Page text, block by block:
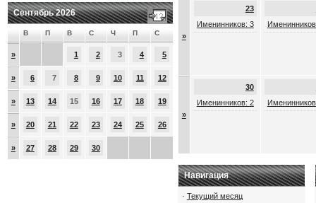
Сентябрь 2026
В П В С Ч П С
» 1 2 3 4 5
» 6 7 8 9 10 11 12
» 13 14 15 16 17 18 19
» 20 21 22 23 24 25 26
» 27 28 29 30
»
23
Именинников: 3
»
30
Именинников: 2
Навигация
· Текущий месяц